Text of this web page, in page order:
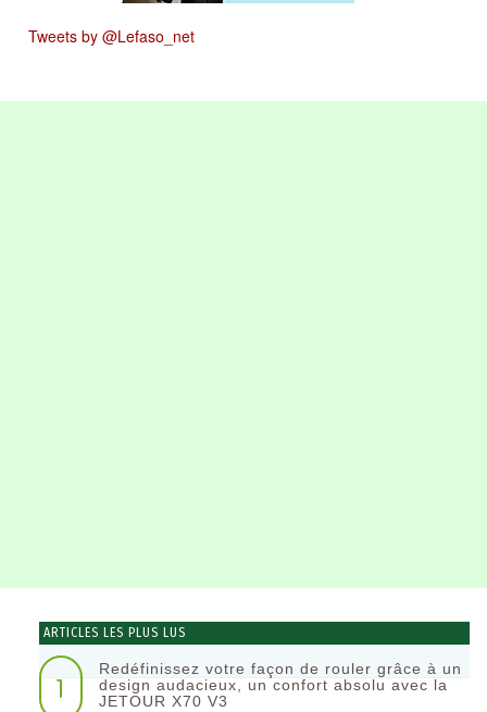
Tweets by @Lefaso_net
ARTICLES LES PLUS LUS
1
Redéfinissez votre façon de rouler grâce à un
design audacieux, un confort absolu avec la
JETOUR X70 V3